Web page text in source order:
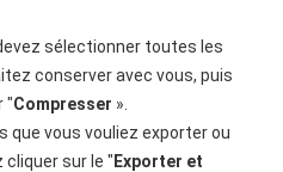
sélectionner toutes les
conserver avec vous, puis
"Compresser ».
que vous vouliez exporter ou
cliquer sur le " Exporter et